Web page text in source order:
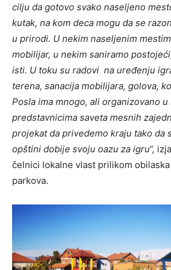
cilju da gotovo svako naseljeno
kutak, na kom deca mogu da se
u prirodi. U nekim naseljenim
mobilijar, u nekim saniramo
isti. U toku su radovi na uređenju
terena, sanacija mobilijara, golova,
Posla ima mnogo, ali organizovano u
predstavnicima saveta mesnih
projekat da privedemo kraju tako da
opštini dobije svoju oazu za igru“,
čelnici lokalne vlast prilikom
parkova.